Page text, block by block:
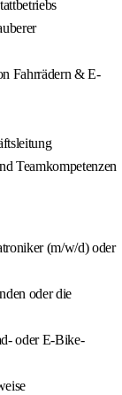
Fahrrädern & E-
Teamkompetenzen
(m/w/d) oder
oder die
oder E-Bike-